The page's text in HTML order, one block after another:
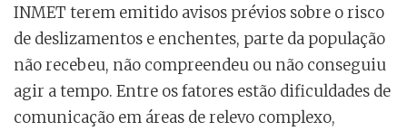
INMET terem emitido avisos prévios sobre o risco
de deslizamentos e enchentes, parte da população
não recebeu, não compreendeu ou não conseguiu
agir a tempo. Entre os fatores estão dificuldades de
comunicação em áreas de relevo complexo,